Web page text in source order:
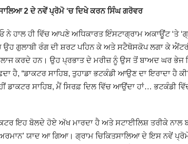
2 ਦੇ ਨਵੇਂ ਪ੍ਰੋਮੋ ‘ਚ ਦਿਖੇ ਕਰਨ ਸਿੰਘ ਗਰੋਵਰ
ਨੇ ਹਾਲ ਹੀ ਵਿੱਚ ਆਪਣੇ ਅਧਿਕਾਰਤ ਇੰਸਟਾਗ੍ਰਾਮ ਅਕਾਊਂਟ ‘ਤੇ
ਗੁਲਾਬੀ ਰੰਗ ਦੀ ਸ਼ਰਟ ਪਹਿਨ ਕੇ ਅਤੇ ਸਟੈਥੋਸਕੋਪ ਲਗਾ ਕੇ
ਕਰਦੇ ਹਨ। ਉਹ ਪ੍ਰਭਾਤ ਦੇ ਮਰੀਜ਼ ਨੂੰ ਉਸ ਤੋਂ ਬਾਅਦ ਘਰ ਭੇਜ
ਹੈ, “ਡਾਕਟਰ ਸਾਹਿਬ, ਤੁਹਾਡਾ ਭਟਕੰਡੀ ਆਉਣ ਦਾ ਇਰਾਦਾ ਹੈ
ਡਾਕਟਰ ਸਾਹਿਬ, ਮੈਂ ਸਿਰਫ਼ ਦਿਲ ਵਿੱਚ ਆਉਂਦਾ ਹਾਂ… ਭਟਕੰਡੀ
ਇਹ ਬੋਲਦੇ ਹੋਏ ਅੱਖ ਮਾਰਦਾ ਹੈ ਅਤੇ ਸਟਾਈਲਿਸ਼ ਤਰੀਕੇ
ਅਰਮਾਨ’ ਯਾਦ ਆ ਗਿਆ। ਗ੍ਰਾਮ ਚਿਕਿਤਸਾਲਿਆ ਦੇ ਇਸ ਨਵੇਂ